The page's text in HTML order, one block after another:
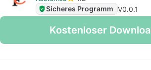
Sicheres Programm V0.0.1
Kostenloser